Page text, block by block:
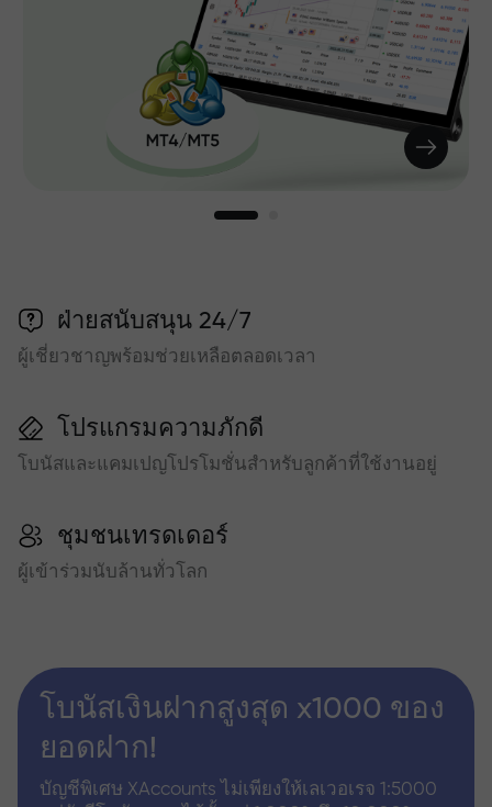
ฝ่ายสนับสนุน 24/7
ผู้เชี่ยวชาญพร้อมช่วยเหลือตลอดเวลา
โปรแกรมความภักดี
โบนัสและแคมเปญโปรโมชั่นสำหรับลูกค้าที่ใช้งานอยู่
ชุมชนเทรดเดอร์
ผู้เข้าร่วมนับล้านทั่วโลก
โบนัสเงินฝากสูงสุด x1000 ของ
ยอดฝาก!
บัญชีพิเศษ XAccounts ไม่เพียงให้เลเวอเรจ 1:5000